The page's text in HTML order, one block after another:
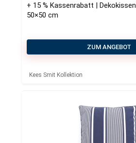
+ 15 % Kassenrabatt | Dekokissen
50×50 cm
ZUM ANGEBOT
Kees Smit Kollektion